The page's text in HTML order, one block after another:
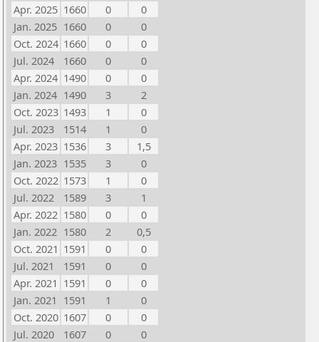
Apr. 2025 1660 0
0
Jan. 2025 1660 0
0
Oct. 2024 1660 0
0
Jul. 2024
1660 0
0
Apr. 2024 1490 0
0
Jan. 2024 1490 3
2
Oct. 2023 1493 1
0
Jul. 2023
1514 1
0
Apr. 2023 1536 3
1,5
Jan. 2023 1535 3
0
Oct. 2022 1573 1
0
Jul. 2022
1589 3
1
Apr. 2022 1580 0
0
Jan. 2022 1580 2
0,5
Oct. 2021 1591 0
0
Jul. 2021
1591 0
0
Apr. 2021 1591 0
0
Jan. 2021 1591 1
0
Oct. 2020 1607 0
0
Jul. 2020
1607 0
0